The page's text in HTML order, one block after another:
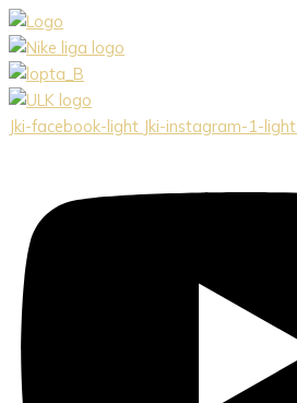
Preskočiť
na
obsah
Jki-facebook-light Jki-instagram-1-light